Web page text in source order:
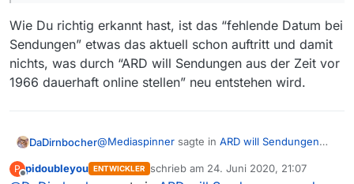
Wie Du richtig erkannt hast, ist das “fehlende Datum bei
Sendungen” etwas das aktuell schon auftritt und damit
nichts, was durch “ARD will Sendungen aus der Zeit vor
1966 dauerhaft online stellen” neu entstehen wird.
DaDirnbocher@Mediaspinner sagte in ARD will Sendungen
P
Offline
pidoubleyou ENTWICKLER schrieb am 24. Juni 2020, 21:07
zuletzt editiert von